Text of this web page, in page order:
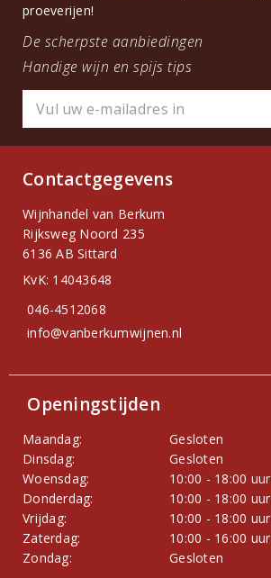
proeverijen!
De scherpste aanbiedingen
Handige wijn en spijs tips
Contactgegevens
Wijnhandel van Berkum
Rijksweg Noord 235
6136 AB Sittard
KvK: 14043648
046-4512068
info@vanberkumwijnen.nl
Openingstijden
Maandag:
Gesloten
Dinsdag:
Gesloten
Woensdag:
10:00 - 18:00 uur
Donderdag:
10:00 - 18:00 uur
Vrijdag:
10:00 - 18:00 uur
Zaterdag:
10:00 - 16:00 uur
Zondag:
Gesloten